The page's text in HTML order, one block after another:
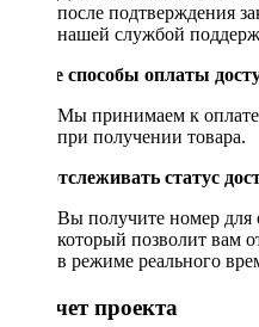
после подтверждения
нашей службой
Какие способы оплаты
Мы принимаем к
при получении товара.
Как отслеживать статус
Вы получите номер для
который позволит вам
в режиме реального
Рассчет проекта